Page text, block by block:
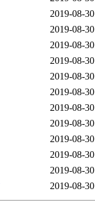
2019-08-
2019-08-
2019-08-
2019-08-
2019-08-
2019-08-
2019-08-
2019-08-
2019-08-
2019-08-
2019-08-
2019-08-